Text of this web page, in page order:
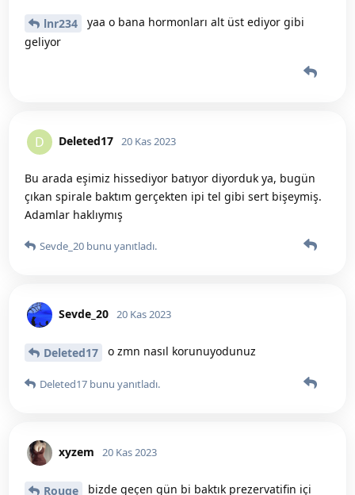
lnr234
yaa o bana hormonları alt üst ediyor gibi
geliyor
D Deleted17 20 Kas 2023
Bu arada eşimiz hissediyor batıyor diyorduk ya, bugün
çıkan spirale baktım gerçekten ipi tel gibi sert bişeymiş.
Adamlar haklıymış
Sevde_20 bunu yanıtladı.
Sevde_20 20 Kas 2023
Deleted17 o zmn nasıl korunuyodunuz
Deleted17 bunu yanıtladı.
xyzem 20 Kas 2023
Rouge
bizde geçen gün bi baktık prezervatifin içi